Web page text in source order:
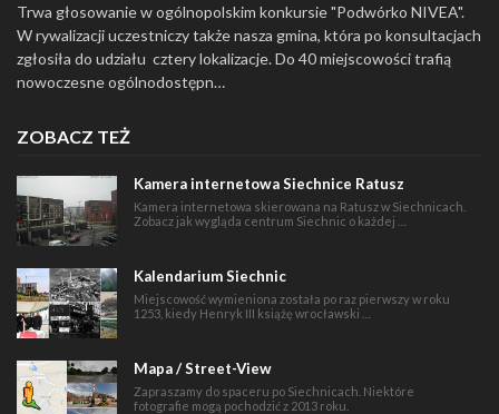
Trwa głosowanie w ogólnopolskim konkursie "Podwórko NIVEA".
W rywalizacji uczestniczy także nasza gmina, która po konsultacjach
zgłosiła do udziału cztery lokalizacje. Do 40 miejscowości trafią
nowoczesne ogólnodostępn…
ZOBACZ TEŻ
Kamera internetowa Siechnice Ratusz
Kamera internetowa skierowana na Ratusz w Siechnicach.
Zobacz jak wygląda centrum Siechnic o każdej …
Kalendarium Siechnic
Miejscowość wymieniona została po raz pierwszy w roku
1253, kiedy Henryk III książę wrocławski …
Mapa / Street-View
Zapraszamy do spaceru po Siechnicach. Niektóre
fotografie mogą pochodzić z 2013 roku.